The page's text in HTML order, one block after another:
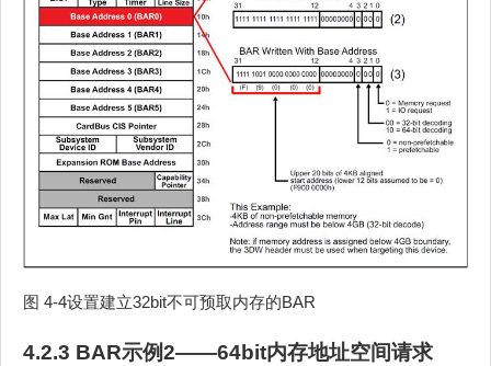
图 4‑4设置建立32bit不可预取内存的BAR
4.2.3 BAR示例2——64bit内存地址空间请求